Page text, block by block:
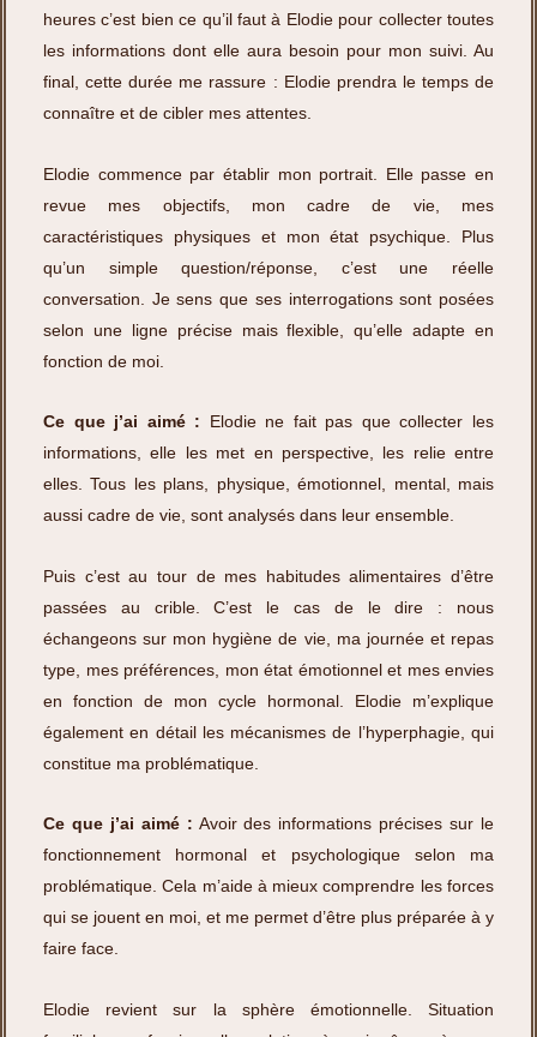
heures c’est bien ce qu’il faut à Elodie pour collecter toutes
les informations dont elle aura besoin pour mon suivi. Au
final, cette durée me rassure : Elodie prendra le temps de
connaître et de cibler mes attentes.
Elodie commence par établir mon portrait. Elle passe en
revue mes objectifs, mon cadre de vie, mes
caractéristiques physiques et mon état psychique. Plus
qu’un simple question/réponse, c’est une réelle
conversation. Je sens que ses interrogations sont posées
selon une ligne précise mais flexible, qu’elle adapte en
fonction de moi.
Ce que j’ai aimé : Elodie ne fait pas que collecter les
informations, elle les met en perspective, les relie entre
elles. Tous les plans, physique, émotionnel, mental, mais
aussi cadre de vie, sont analysés dans leur ensemble.
Puis c’est au tour de mes habitudes alimentaires d’être
passées au crible. C’est le cas de le dire : nous
échangeons sur mon hygiène de vie, ma journée et repas
type, mes préférences, mon état émotionnel et mes envies
en fonction de mon cycle hormonal. Elodie m’explique
également en détail les mécanismes de l’hyperphagie, qui
constitue ma problématique.
Ce que j’ai aimé : Avoir des informations précises sur le
fonctionnement hormonal et psychologique selon ma
problématique. Cela m’aide à mieux comprendre les forces
qui se jouent en moi, et me permet d’être plus préparée à y
faire face.
Elodie revient sur la sphère émotionnelle. Situation